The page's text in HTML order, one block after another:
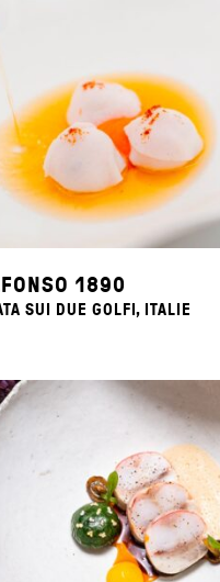
1890
SUI DUE GOLFI, ITALIE